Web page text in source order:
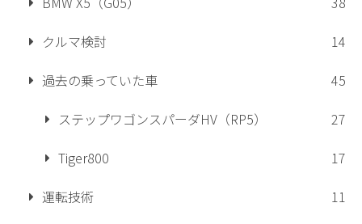
クルマ検討
14
過去の乗っていた車
45
ステップワゴンスパーダHV（RP5）
27
Tiger800
17
運転技術
11